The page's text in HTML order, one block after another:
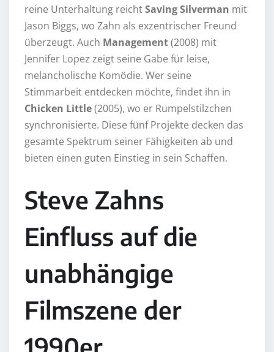
reine Unterhaltung reichtSaving Silverman mit
Jason Biggs, wo Zahn als exzentrischer Freund
überzeugt. Auch Management(2008) mit
Jennifer Lopez zeigt seine Gabe für leise,
melancholische Komödie. Wer seine
Stimmarbeit entdecken möchte, findet ihn in
Chicken Little(2005), wo er Rumpelstilzchen
synchronisierte. Diese fünf Projekte decken das
gesamte Spektrum seiner Fähigkeiten ab und
bieten einen guten Einstieg in sein Schaffen.
Steve Zahns
Einfluss auf die
unabhängige
Filmszene der